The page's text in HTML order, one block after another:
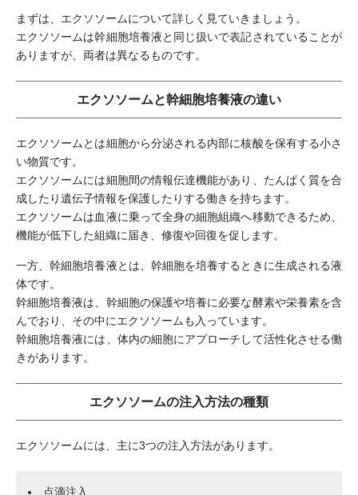
まずは、エクソソームについて詳しく見ていきましょう。
エクソソームは幹細胞培養液と同じ扱いで表記されていることが
ありますが、両者は異なるものです。
エクソソームと幹細胞培養液の違い
エクソソームとは細胞から分泌される内部に核酸を保有する小さ
い物質です。
エクソソームには細胞間の情報伝達機能があり、たんぱく質を合
成したり遺伝子情報を保護したりする働きを持ちます。
エクソソームは血液に乗って全身の細胞組織へ移動できるため、
機能が低下した組織に届き、修復や回復を促します。
一方、幹細胞培養液とは、幹細胞を培養するときに生成される液
体です。
幹細胞培養液は、幹細胞の保護や培養に必要な酵素や栄養素を含
んでおり、その中にエクソソームも入っています。
幹細胞培養液には、体内の細胞にアプローチして活性化させる働
きがあります。
エクソソームの注入方法の種類
エクソソームには、主に3つの注入方法があります。
点滴注入